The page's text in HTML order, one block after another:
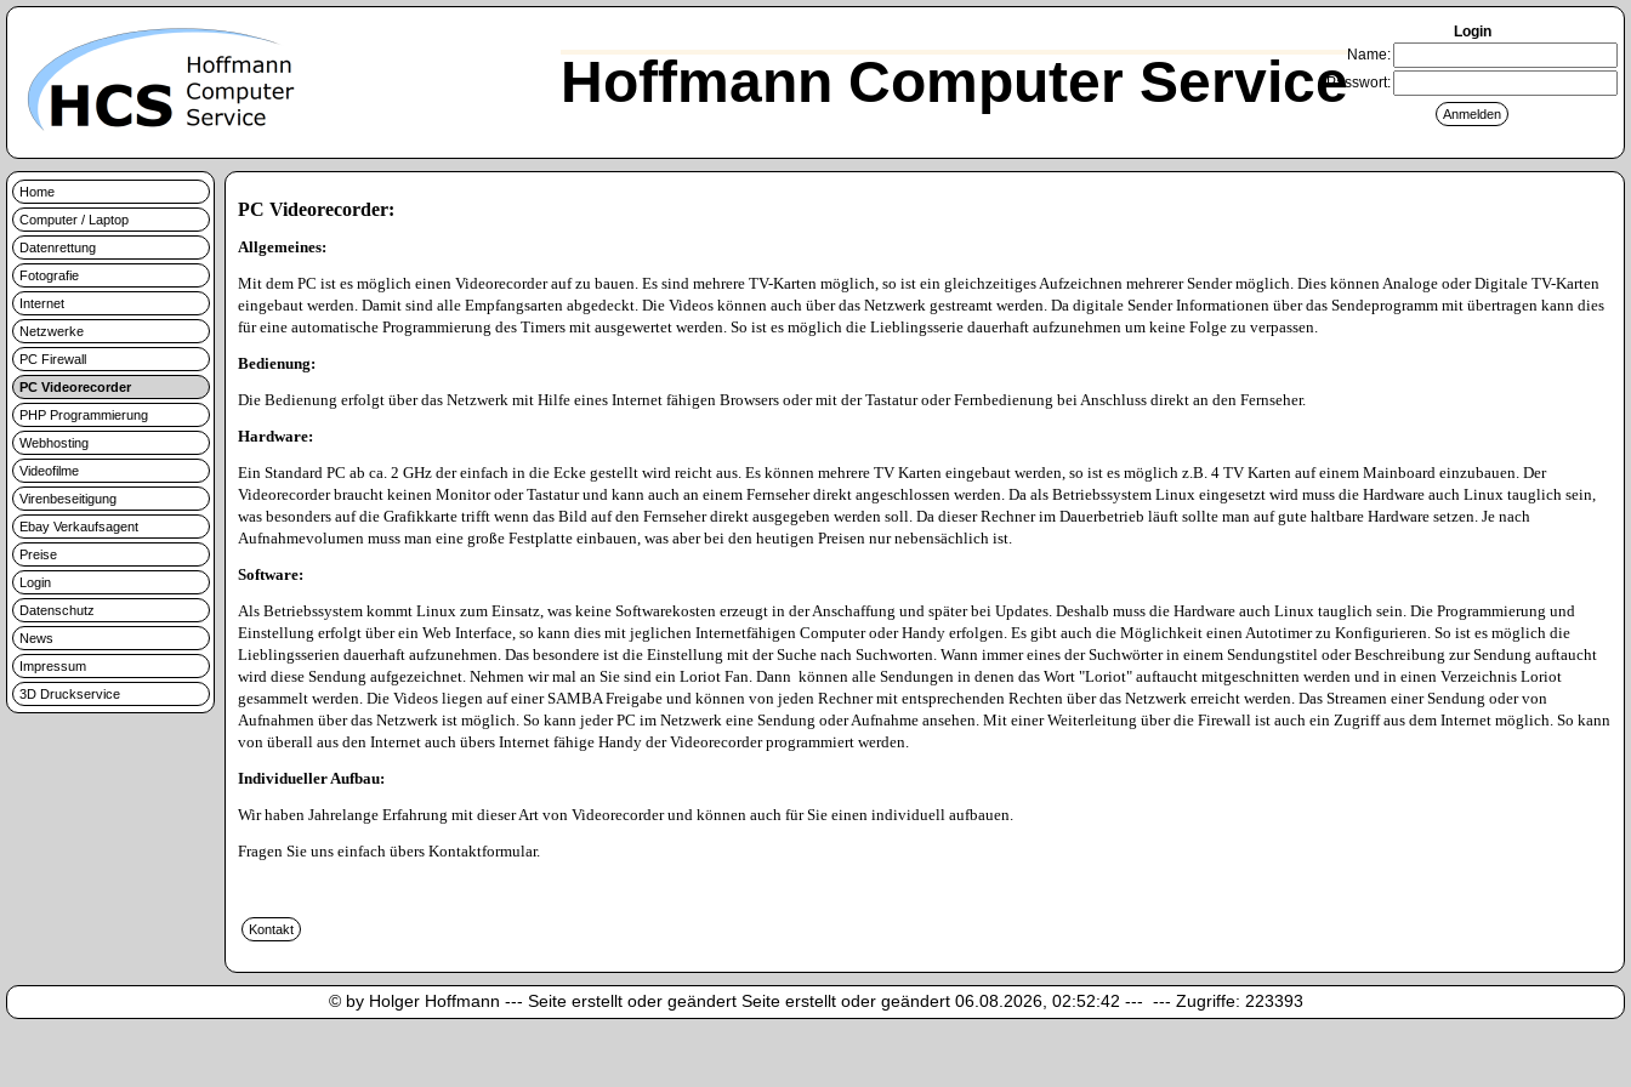
Hoffmann Computer Service
Login
Name:
Passwort:
Home
Computer / Laptop
Datenrettung
Fotografie
Internet
Netzwerke
PC Firewall
PC Videorecorder
PHP Programmierung
Webhosting
Videofilme
Virenbeseitigung
Ebay Verkaufsagent
Preise
Login
Datenschutz
News
Impressum
3D Druckservice
PC Videorecorder:
Allgemeines:
Mit dem PC ist es möglich einen Videorecorder auf zu bauen. Es sind mehrere TV-Karten möglich, so ist ein gleichzeitiges Aufzeichnen mehrerer Sender möglich. Dies können Analoge oder Digitale TV-Karten
eingebaut werden. Damit sind alle Empfangsarten abgedeckt. Die Videos können auch über das Netzwerk gestreamt werden. Da digitale Sender Informationen über das Sendeprogramm mit übertragen kann dies
für eine automatische Programmierung des Timers mit ausgewertet werden. So ist es möglich die Lieblingsserie dauerhaft aufzunehmen um keine Folge zu verpassen.
Bedienung:
Die Bedienung erfolgt über das Netzwerk mit Hilfe eines Internet fähigen Browsers oder mit der Tastatur oder Fernbedienung bei Anschluss direkt an den Fernseher.
Hardware:
Ein Standard PC ab ca. 2 GHz der einfach in die Ecke gestellt wird reicht aus. Es können mehrere TV Karten eingebaut werden, so ist es möglich z.B. 4 TV Karten auf einem Mainboard einzubauen. Der
Videorecorder braucht keinen Monitor oder Tastatur und kann auch an einem Fernseher direkt angeschlossen werden. Da als Betriebssystem Linux eingesetzt wird muss die Hardware auch Linux tauglich sein,
was besonders auf die Grafikkarte trifft wenn das Bild auf den Fernseher direkt ausgegeben werden soll. Da dieser Rechner im Dauerbetrieb läuft sollte man auf gute haltbare Hardware setzen. Je nach
Aufnahmevolumen muss man eine große Festplatte einbauen, was aber bei den heutigen Preisen nur nebensächlich ist.
Software:
Als Betriebssystem kommt Linux zum Einsatz, was keine Softwarekosten erzeugt in der Anschaffung und später bei Updates. Deshalb muss die Hardware auch Linux tauglich sein. Die Programmierung und
Einstellung erfolgt über ein Web Interface, so kann dies mit jeglichen Internetfähigen Computer oder Handy erfolgen. Es gibt auch die Möglichkeit einen Autotimer zu Konfigurieren. So ist es möglich die
Lieblingsserien dauerhaft aufzunehmen. Das besondere ist die Einstellung mit der Suche nach Suchworten. Wann immer eines der Suchwörter in einem Sendungstitel oder Beschreibung zur Sendung auftaucht
wird diese Sendung aufgezeichnet. Nehmen wir mal an Sie sind ein Loriot Fan. Dann können alle Sendungen in denen das Wort "Loriot" auftaucht mitgeschnitten werden und in einen Verzeichnis Loriot
gesammelt werden. Die Videos liegen auf einer SAMBA Freigabe und können von jeden Rechner mit entsprechenden Rechten über das Netzwerk erreicht werden. Das Streamen einer Sendung oder von
Aufnahmen über das Netzwerk ist möglich. So kann jeder PC im Netzwerk eine Sendung oder Aufnahme ansehen. Mit einer Weiterleitung über die Firewall ist auch ein Zugriff aus dem Internet möglich. So kann
von überall aus den Internet auch übers Internet fähige Handy der Videorecorder programmiert werden.
Individueller Aufbau:
Wir haben Jahrelange Erfahrung mit dieser Art von Videorecorder und können auch für Sie einen individuell aufbauen.
Fragen Sie uns einfach übers Kontaktformular.
© by Holger Hoffmann --- Seite erstellt oder geändert Seite erstellt oder geändert 06.08.2026, 02:52:42 --- --- Zugriffe: 223393